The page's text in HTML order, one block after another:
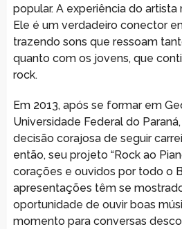
popular. A experiência do artista
Ele é um verdadeiro conector
trazendo sons que ressoam
quanto com os jovens, que
rock.
Em 2013, após se formar em
Universidade Federal do
decisão corajosa de seguir
então, seu projeto “Rock ao
corações e ouvidos por todo o
apresentações têm se
oportunidade de ouvir boas
momento para conversas